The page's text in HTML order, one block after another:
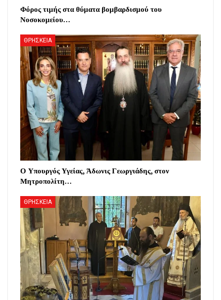
Φόρος τιμής στα θύματα βομβαρδισμού του
Νοσοκομείου…
ΘΡΗΣΚΕΙΑ
Ο Υπουργός Υγείας, Άδωνις Γεωργιάδης, στον
Μητροπολίτη…
ΘΡΗΣΚΕΙΑ